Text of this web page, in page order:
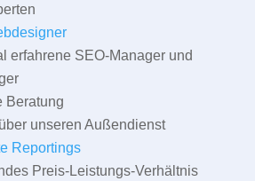
erfahrene SEO-Manager und
Beratung
unseren Außendienst
Reportings
Preis-Leistungs-Verhältnis